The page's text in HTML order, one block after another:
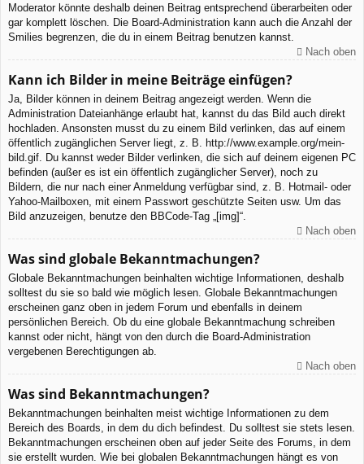
Moderator könnte deshalb deinen Beitrag entsprechend überarbeiten oder
gar komplett löschen. Die Board-Administration kann auch die Anzahl der
Smilies begrenzen, die du in einem Beitrag benutzen kannst.
Nach oben
Kann ich Bilder in meine Beiträge einfügen?
Ja, Bilder können in deinem Beitrag angezeigt werden. Wenn die
Administration Dateianhänge erlaubt hat, kannst du das Bild auch direkt
hochladen. Ansonsten musst du zu einem Bild verlinken, das auf einem
öffentlich zugänglichen Server liegt, z. B. http://www.example.org/mein-
bild.gif. Du kannst weder Bilder verlinken, die sich auf deinem eigenen PC
befinden (außer es ist ein öffentlich zugänglicher Server), noch zu
Bildern, die nur nach einer Anmeldung verfügbar sind, z. B. Hotmail- oder
Yahoo-Mailboxen, mit einem Passwort geschützte Seiten usw. Um das
Bild anzuzeigen, benutze den BBCode-Tag „[img]“.
Nach oben
Was sind globale Bekanntmachungen?
Globale Bekanntmachungen beinhalten wichtige Informationen, deshalb
solltest du sie so bald wie möglich lesen. Globale Bekanntmachungen
erscheinen ganz oben in jedem Forum und ebenfalls in deinem
persönlichen Bereich. Ob du eine globale Bekanntmachung schreiben
kannst oder nicht, hängt von den durch die Board-Administration
vergebenen Berechtigungen ab.
Nach oben
Was sind Bekanntmachungen?
Bekanntmachungen beinhalten meist wichtige Informationen zu dem
Bereich des Boards, in dem du dich befindest. Du solltest sie stets lesen.
Bekanntmachungen erscheinen oben auf jeder Seite des Forums, in dem
sie erstellt wurden. Wie bei globalen Bekanntmachungen hängt es von